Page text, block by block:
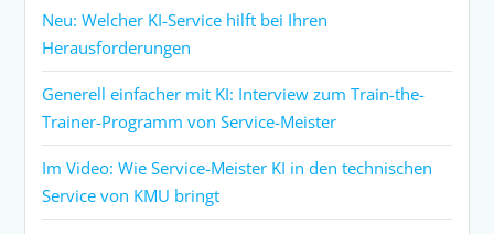
Neu: Welcher KI-Service hilft bei Ihren
Herausforderungen
Generell einfacher mit KI: Interview zum Train-the-
Trainer-Programm von Service-Meister
Im Video: Wie Service-Meister KI in den technischen
Service von KMU bringt